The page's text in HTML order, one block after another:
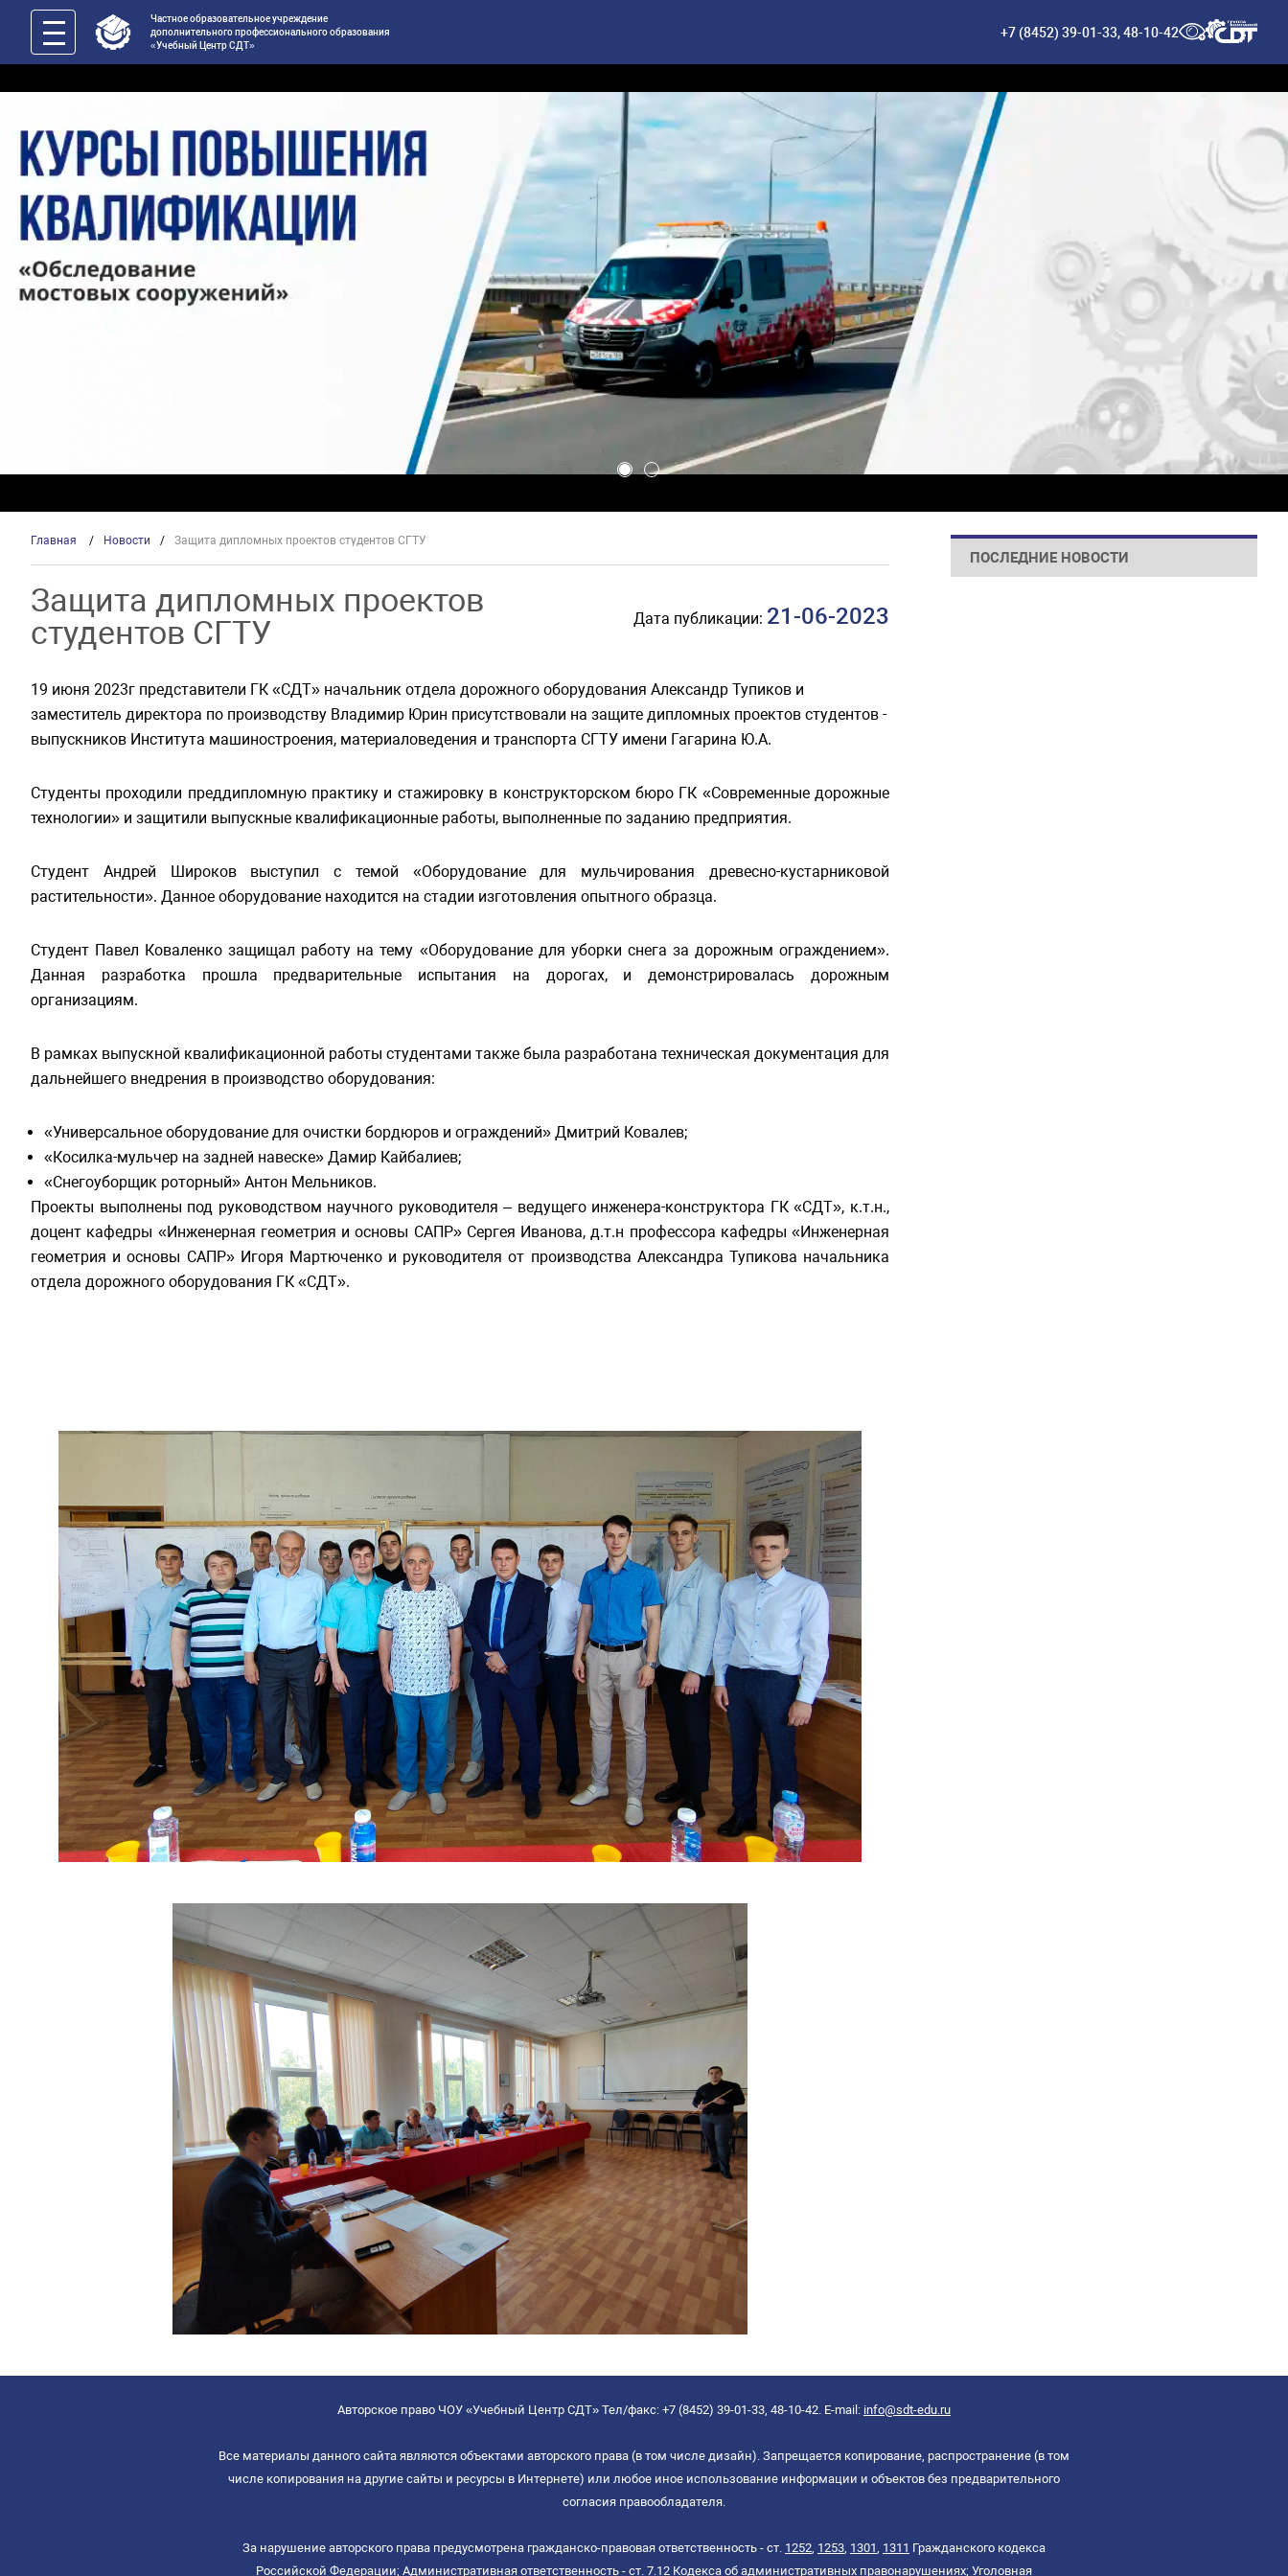
Частное образовательное учреждение
дополнительного профессионального образования
«Учебный Центр СДТ»
+7 (8452) 39-01-33,48-10-42
Главная / Новости / Защита дипломных проектов студентов СГТУ
Защита дипломных проектов
студентов СГТУ
Дата публикации: 21-06-2023
19 июня 2023г представители ГК «СДТ» начальник отдела дорожного оборудования Александр Тупиков и
заместитель директора по производству Владимир Юрин присутствовали на защите дипломных проектов студентов -
выпускников Института машиностроения, материаловедения и транспорта СГТУ имени Гагарина Ю.А.
Студенты проходили преддипломную практику и стажировку в конструкторском бюро ГК «Современные дорожные
технологии» и защитили выпускные квалификационные работы, выполненные по заданию предприятия.
Студент Андрей Широков выступил с темой «Оборудование для мульчирования древесно-кустарниковой
растительности». Данное оборудование находится на стадии изготовления опытного образца.
Студент Павел Коваленко защищал работу на тему «Оборудование для уборки снега за дорожным ограждением».
Данная разработка прошла предварительные испытания на дорогах, и демонстрировалась дорожным
организациям.
В рамках выпускной квалификационной работы студентами также была разработана техническая документация для
дальнейшего внедрения в производство оборудования:
«Универсальное оборудование для очистки бордюров и ограждений» Дмитрий Ковалев;
«Косилка-мульчер на задней навеске» Дамир Кайбалиев;
«Снегоуборщик роторный» Антон Мельников.
Проекты выполнены под руководством научного руководителя – ведущего инженера-конструктора ГК «СДТ», к.т.н.,
доцент кафедры «Инженерная геометрия и основы САПР» Сергея Иванова, д.т.н профессора кафедры «Инженерная
геометрия и основы САПР» Игоря Мартюченко и руководителя от производства Александра Тупикова начальника
отдела дорожного оборудования ГК «СДТ».
ПОСЛЕДНИЕ НОВОСТИ
Авторское право ЧОУ «Учебный Центр СДТ» Тел/факс: +7 (8452) 39-01-33, 48-10-42. E-mail: info@sdt-edu.ru
Все материалы данного сайта являются объектами авторского права (в том числе дизайн). Запрещается копирование, распространение (в том
числе копирования на другие сайты и ресурсы в Интернете) или любое иное использование информации и объектов без предварительного
согласия правообладателя.
За нарушение авторского права предусмотрена гражданско-правовая ответственность - ст. 1252, 1253, 1301, 1311 Гражданского кодекса
Российской Федерации; Административная ответственность - ст. 7.12 Кодекса об административных правонарушениях; Уголовная